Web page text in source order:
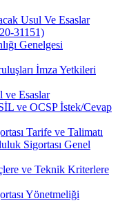
Usul Ve Esaslar
31151)
Genelgesi
İmza Yetkileri
ve Esaslar
ve OCSP İstek/Cevap
Tarife ve Talimatı
Sigortası Genel
ve Teknik Kriterlere
Yönetmeliği